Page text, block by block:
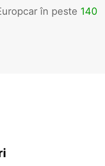
în peste 140